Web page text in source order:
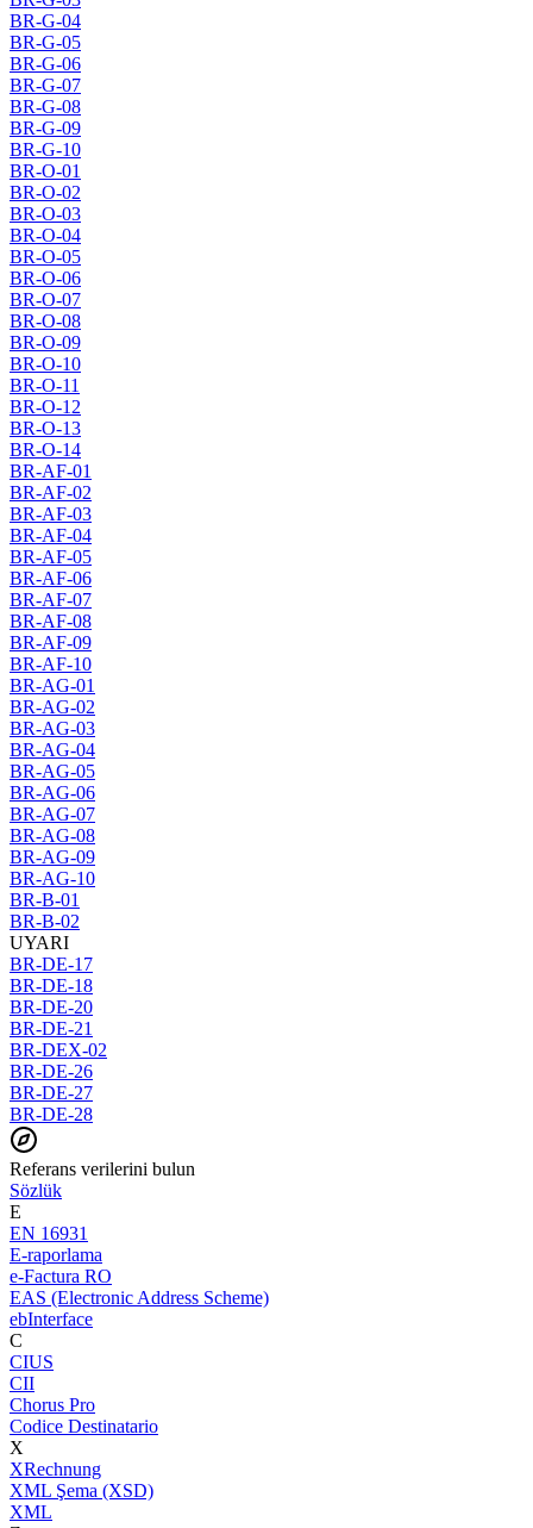
BR-G-04
BR-G-05
BR-G-06
BR-G-07
BR-G-08
BR-G-09
BR-G-10
BR-O-01
BR-O-02
BR-O-03
BR-O-04
BR-O-05
BR-O-06
BR-O-07
BR-O-08
BR-O-09
BR-O-10
BR-O-11
BR-O-12
BR-O-13
BR-O-14
BR-AF-01
BR-AF-02
BR-AF-03
BR-AF-04
BR-AF-05
BR-AF-06
BR-AF-07
BR-AF-08
BR-AF-09
BR-AF-10
BR-AG-01
BR-AG-02
BR-AG-03
BR-AG-04
BR-AG-05
BR-AG-06
BR-AG-07
BR-AG-08
BR-AG-09
BR-AG-10
BR-B-01
BR-B-02
UYARI
BR-DE-17
BR-DE-18
BR-DE-20
BR-DE-21
BR-DEX-02
BR-DE-26
BR-DE-27
BR-DE-28
Referans verilerini bulun
Sözlük
E
EN 16931
E-raporlama
e-Factura RO
EAS (Electronic Address Scheme)
ebInterface
C
CIUS
CII
Chorus Pro
Codice Destinatario
X
XRechnung
XML Şema (XSD)
XML